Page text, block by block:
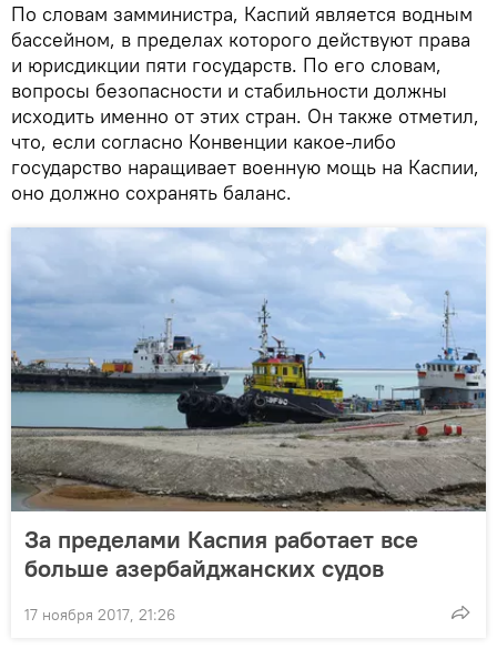
По словам замминистра, Каспий является водным
бассейном, в пределах которого действуют права
и юрисдикции пяти государств. По его словам,
вопросы безопасности и стабильности должны
исходить именно от этих стран. Он также отметил,
что, если согласно Конвенции какое-либо
государство наращивает военную мощь на Каспии,
оно должно сохранять баланс.
За пределами Каспия работает все
больше азербайджанских судов
17 ноября 2017, 21:26